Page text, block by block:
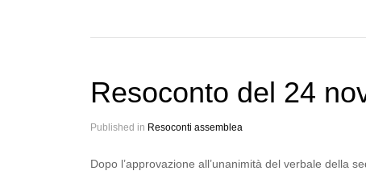
Resoconto del 24
Published in Resoconti assemblea
Dopo l’approvazione all’unanimità del verbale della